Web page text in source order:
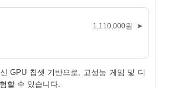
1,110,000원 ➤
GPU 칩셋 기반으로, 고성능 게임 및 디
할 수 있습니다.